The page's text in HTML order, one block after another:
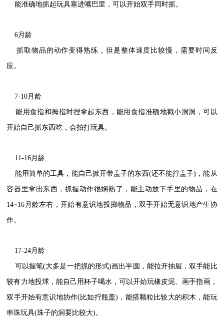
能准确地抓起玩具塞进嘴巴里，可以开始双手同时抓。
6月龄
抓取物品的动作变得熟练，但是整体速度比较慢，需要时间反
应。
7-10月龄
能用食指和拇指对捏拿起东西，能用食指准确地戳小洞洞，可以
开始自己抓东西吃，会拍打玩具。
11-16月龄
能用简单的工具，能自己掀开带盖子的东西(还不能拧盖子)，能从
容器里拿出东西，抓握动作很娴熟了，能主动放下手里的物品，在
14~16月龄左右，开始有意识地投掷物品，双手开始无意识地产生协
作。
17-24月龄
可以握笔(大多是一把抓的形式)画出半圆，能拉开抽屉，双手能比
较有力地投球，能自己用杯子喝水，可以开始玩橡皮泥、画手指画，
双手开始有意识地协作(比如拧瓶盖)，能搭颗粒比较大的积木，能玩
串珠玩具(珠子的洞要比较大)。